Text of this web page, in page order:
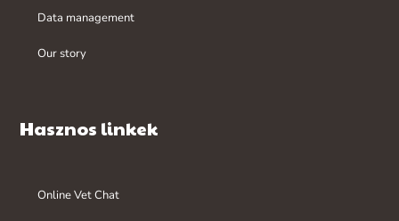
Data management
Our story
Hasznos linkek
Online Vet Chat